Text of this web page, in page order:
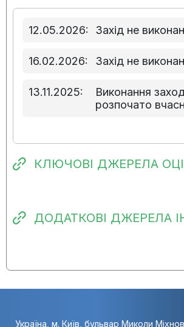
12.05.2026: Захід не
16.02.2026: Захід не
13.11.2025:
Виконання
розпочато
КЛЮЧОВІ ДЖЕРЕЛА
ДОДАТКОВІ ДЖЕРЕЛА
Україна, м. Київ, бульвар Миколи